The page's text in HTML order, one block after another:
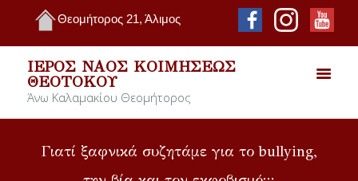
Θεομήτορος 21, Άλιμος
ΙΕΡΌΣ ΝΑΌΣ ΚΟΙΜΉΣΕΩΣ
ΘΕΟΤΌΚΟΥ
Άνω Καλαμακίου Θεομήτορος
Γιατί ξαφνικά συζητάμε για το bullying,